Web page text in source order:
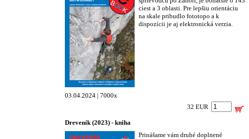
ciest a 3 oblasti. Pre lepšiu orientáciu
na skale pribudlo fototopo a k
dispozícii je aj elektronická verzia.
03.04.2024 | 7000x
32 EUR
Dreveník (2023) - kniha
Prinášame vám druhé doplnené